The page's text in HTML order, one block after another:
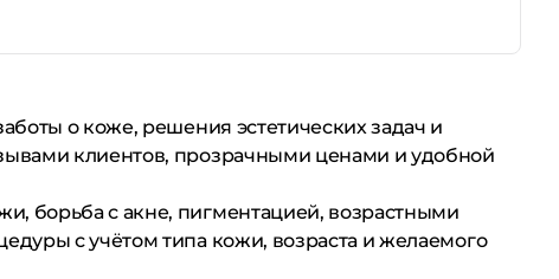
о коже, решения эстетических задач и
клиентов, прозрачными ценами и удобной
борьба с акне, пигментацией, возрастными
с учётом типа кожи, возраста и желаемого